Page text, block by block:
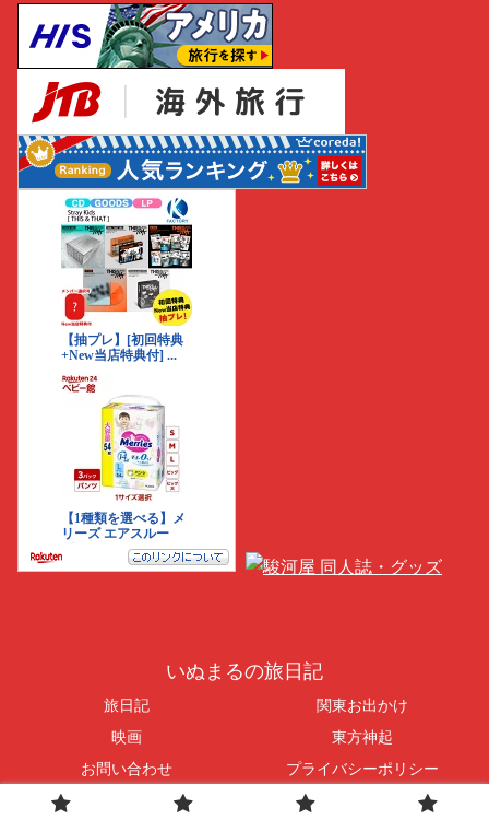
いぬまるの旅日記
旅日記
関東お出かけ
映画
東方神起
お問い合わせ
プライバシーポリシー
© 2016-2026 いぬまるの旅日記.